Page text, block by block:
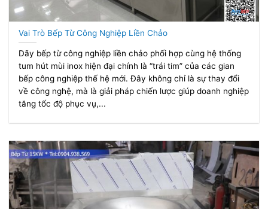
Vai Trò Bếp Từ Công Nghiệp Liền Chảo
Dãy bếp từ công nghiệp liền chảo phối hợp cùng hệ thống
tum hút mùi inox hiện đại chính là “trái tim” của các gian
bếp công nghiệp thế hệ mới. Đây không chỉ là sự thay đổi
về công nghệ, mà là giải pháp chiến lược giúp doanh nghiệp
tăng tốc độ phục vụ,...